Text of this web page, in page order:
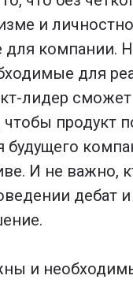
и
компании.
для
лидер
продукт
И не важно,
дебат
и